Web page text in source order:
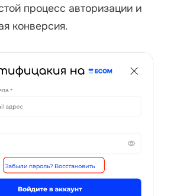
процесс авторизации и
конверсия.